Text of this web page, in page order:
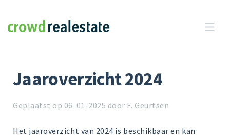
Crowdrealestate 
Jaaroverzicht 2024
Geplaatst op 06-01-2025 door F. Geurtsen
Het jaaroverzicht van 2024 is beschikbaar en kan